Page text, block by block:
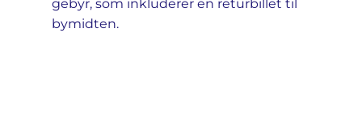
gebyr, som inkluderer en returbillet til
bymidten.